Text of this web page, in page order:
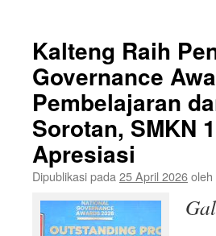
Kalteng Raih
Governance
Pembelajaran
Sorotan, SMKN
Apresiasi
Dipublikasi pada 25 April 2026oleh